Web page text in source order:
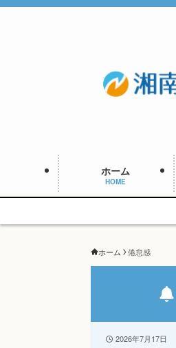
ホーム
HOME
ホーム 倦怠感
2026年7月17日